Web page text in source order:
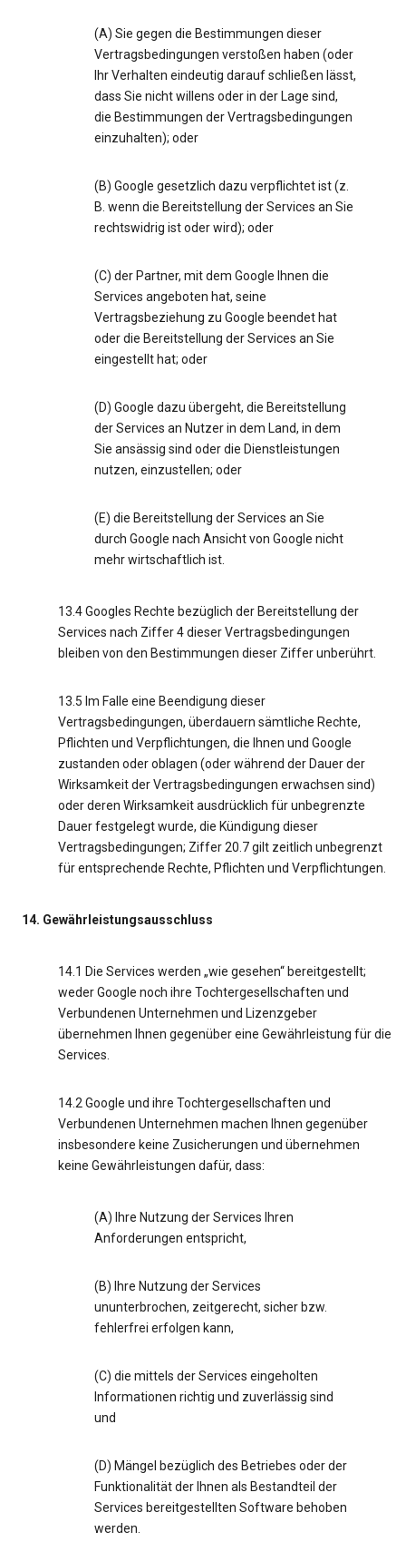
(A) Sie gegen die Bestimmungen dieser
Vertragsbedingungen verstoßen haben (oder
Ihr Verhalten eindeutig darauf schließen lässt,
dass Sie nicht willens oder in der Lage sind,
die Bestimmungen der Vertragsbedingungen
einzuhalten); oder
(B) Google gesetzlich dazu verpflichtet ist (z.
B. wenn die Bereitstellung der Services an Sie
rechtswidrig ist oder wird); oder
(C) der Partner, mit dem Google Ihnen die
Services angeboten hat, seine
Vertragsbeziehung zu Google beendet hat
oder die Bereitstellung der Services an Sie
eingestellt hat; oder
(D) Google dazu übergeht, die Bereitstellung
der Services an Nutzer in dem Land, in dem
Sie ansässig sind oder die Dienstleistungen
nutzen, einzustellen; oder
(E) die Bereitstellung der Services an Sie
durch Google nach Ansicht von Google nicht
mehr wirtschaftlich ist.
13.4 Googles Rechte bezüglich der Bereitstellung der
Services nach Ziffer 4 dieser Vertragsbedingungen
bleiben von den Bestimmungen dieser Ziffer unberührt.
13.5 Im Falle eine Beendigung dieser
Vertragsbedingungen, überdauern sämtliche Rechte,
Pflichten und Verpflichtungen, die Ihnen und Google
zustanden oder oblagen (oder während der Dauer der
Wirksamkeit der Vertragsbedingungen erwachsen sind)
oder deren Wirksamkeit ausdrücklich für unbegrenzte
Dauer festgelegt wurde, die Kündigung dieser
Vertragsbedingungen; Ziffer 20.7 gilt zeitlich unbegrenzt
für entsprechende Rechte, Pflichten und Verpflichtungen.
14. Gewährleistungsausschluss
14.1 Die Services werden „wie gesehen“ bereitgestellt;
weder Google noch ihre Tochtergesellschaften und
Verbundenen Unternehmen und Lizenzgeber
übernehmen Ihnen gegenüber eine Gewährleistung für die
Services.
14.2 Google und ihre Tochtergesellschaften und
Verbundenen Unternehmen machen Ihnen gegenüber
insbesondere keine Zusicherungen und übernehmen
keine Gewährleistungen dafür, dass:
(A) Ihre Nutzung der Services Ihren
Anforderungen entspricht,
(B) Ihre Nutzung der Services
ununterbrochen, zeitgerecht, sicher bzw.
fehlerfrei erfolgen kann,
(C) die mittels der Services eingeholten
Informationen richtig und zuverlässig sind
und
(D) Mängel bezüglich des Betriebes oder der
Funktionalität der Ihnen als Bestandteil der
Services bereitgestellten Software behoben
werden.